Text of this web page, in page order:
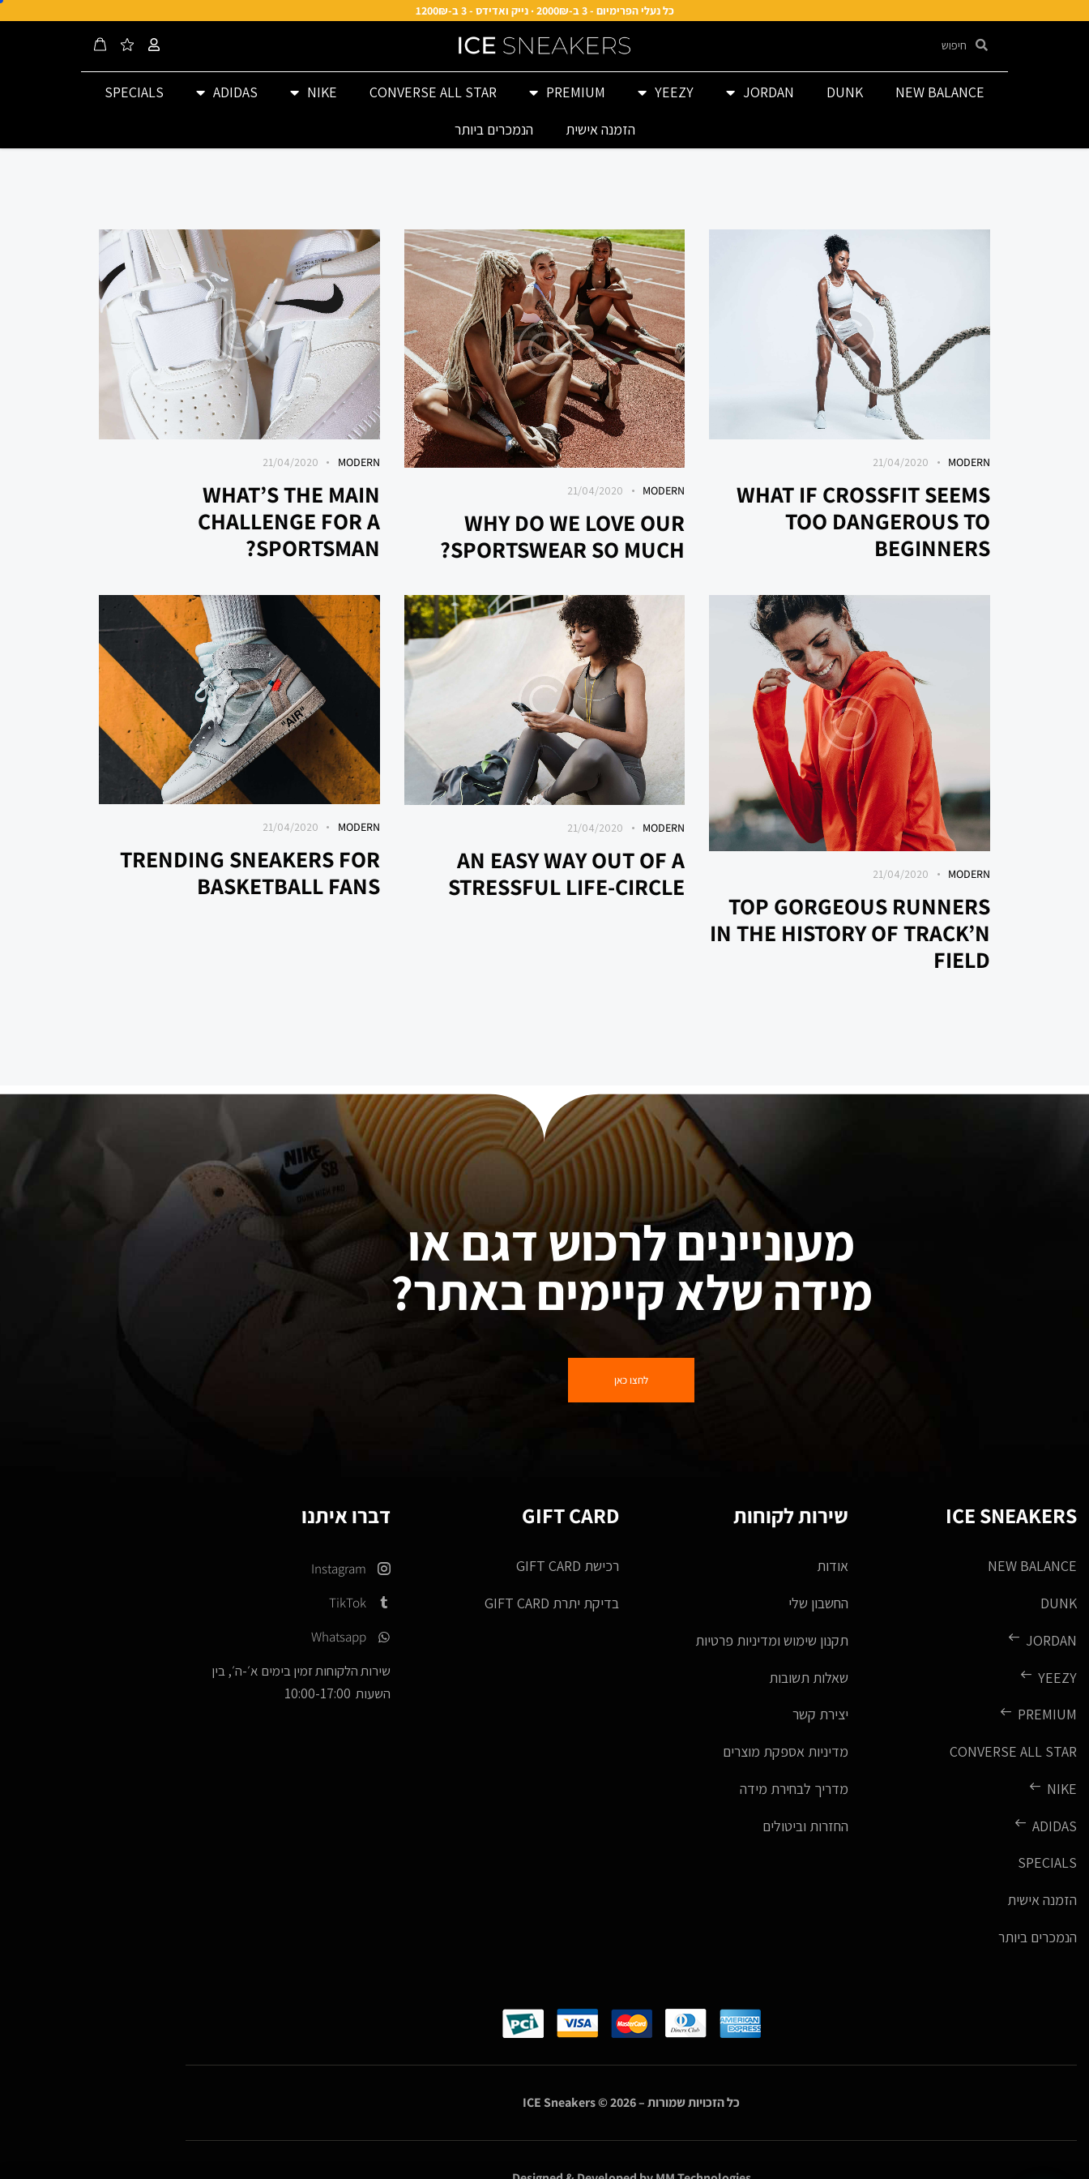
כל נעלי הפרימיום - 3 ב-2000₪ · נייק ואדידס - 3 ב-1200₪
NEW BALANCE
DUNK
JORDAN
YEEZY
PREMIUM
CONVERSE ALL STAR
NIKE
ADIDAS
SPECIALS
הזמנה אישית
הנמכרים ביותר
MODERN
21/04/2020
WHAT IF CROSSFIT SEEMS
TOO DANGEROUS TO
BEGINNERS
MODERN
21/04/2020
WHY DO WE LOVE OUR
SPORTSWEAR SO MUCH?
MODERN
21/04/2020
WHAT’S THE MAIN
CHALLENGE FOR A
SPORTSMAN?
MODERN
21/04/2020
TOP GORGEOUS RUNNERS
IN THE HISTORY OF TRACK’N
FIELD
MODERN
21/04/2020
AN EASY WAY OUT OF A
STRESSFUL LIFE-CIRCLE
MODERN
21/04/2020
TRENDING SNEAKERS FOR
BASKETBALL FANS
מעוניינים לרכוש דגם או
מידה שלא קיימים באתר?
לחצו כאן
ICE SNEAKERS
NEW BALANCE
DUNK
JORDAN
YEEZY
PREMIUM
CONVERSE ALL STAR
NIKE
ADIDAS
SPECIALS
הזמנה אישית
הנמכרים ביותר
שירות לקוחות
אודות
החשבון שלי
תקנון שימוש ומדיניות פרטיות
שאלות תשובות
יצירת קשר
מדיניות אספקת מוצרים
מדריך לבחירת מידה
החזרות וביטולים
GIFT CARD
רכישת GIFT CARD
בדיקת יתרת GIFT CARD
דברו איתנו
Instagram
TikTok
Whatsapp
שירות הלקוחות זמין בימים א׳-ה׳, בין
השעות 10:00-17:00
כל הזכויות שמורות – ICE Sneakers© 2026